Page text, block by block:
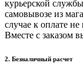
курьерской
самовывозе из
случае к оплате
Вместе с заказом
2. Безналичный расчет